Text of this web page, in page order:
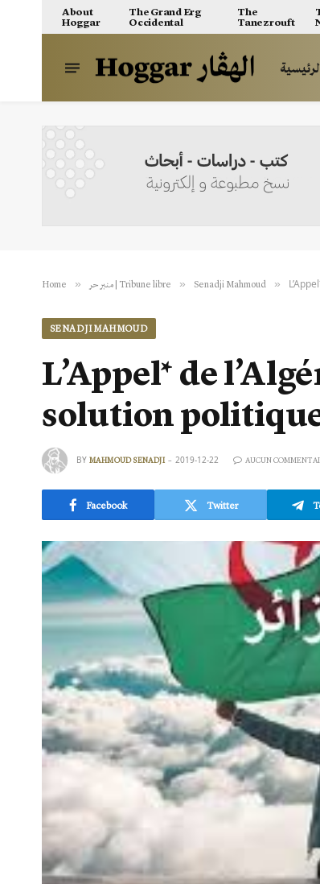
About
Hoggar
The Grand Erg
Occidental
The
Tanezrouft
Home » منبر حر | Tribune libre » Senadji Mahmoud »
SENADJI MAHMOUD
L’Appel* de
solution
BY MAHMOUD SENADJI 2019-12-22 AUCUN
Facebook Twitter